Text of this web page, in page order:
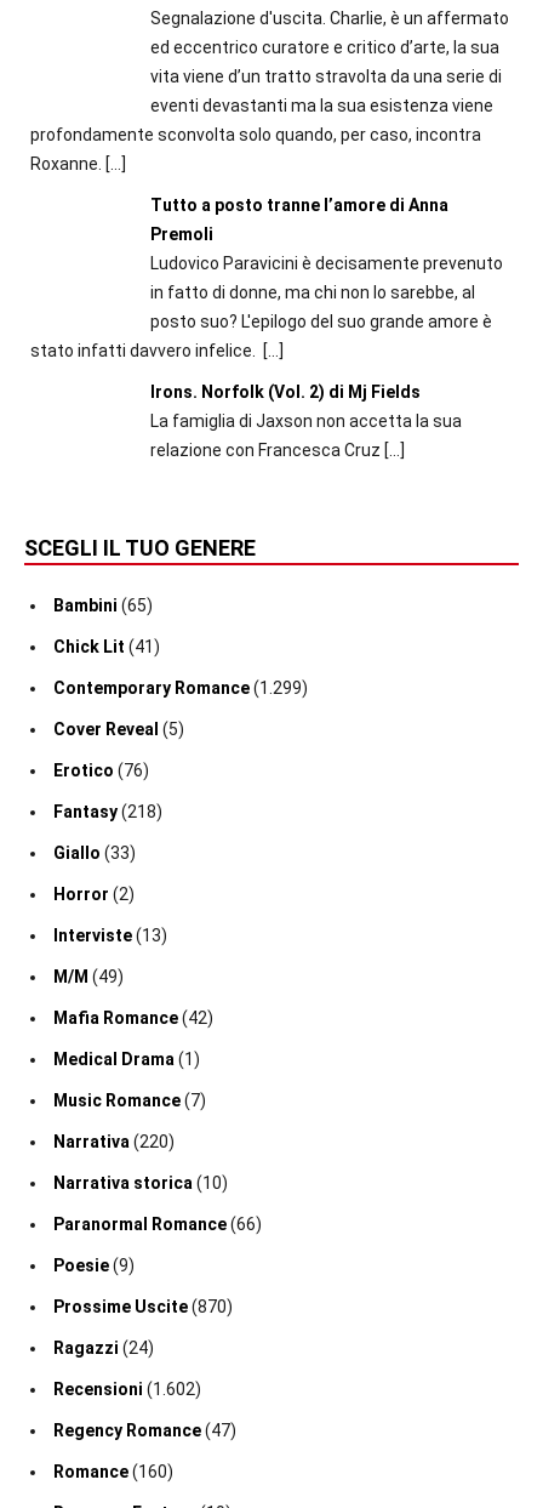
Segnalazione d'uscita. Charlie, è un affermato
ed eccentrico curatore e critico d’arte, la sua
vita viene d’un tratto stravolta da una serie di
eventi devastanti ma la sua esistenza viene
profondamente sconvolta solo quando, per caso, incontra
Roxanne. […]
Tutto a posto tranne l’amore di Anna
Premoli
Ludovico Paravicini è decisamente prevenuto
in fatto di donne, ma chi non lo sarebbe, al
posto suo? L'epilogo del suo grande amore è
stato infatti davvero infelice.
[…]
Irons. Norfolk (Vol. 2) di Mj Fields
La famiglia di Jaxson non accetta la sua
relazione con Francesca Cruz […]
SCEGLI IL TUO GENERE
Bambini (65)
Chick Lit (41)
Contemporary Romance(1.299)
Cover Reveal (5)
Erotico (76)
Fantasy(218)
Giallo (33)
Horror (2)
Interviste(13)
M/M (49)
Mafia Romance(42)
Medical Drama (1)
Music Romance(7)
Narrativa (220)
Narrativa storica (10)
Paranormal Romance(66)
Poesie(9)
Prossime Uscite(870)
Ragazzi (24)
Recensioni (1.602)
Regency Romance(47)
Romance(160)